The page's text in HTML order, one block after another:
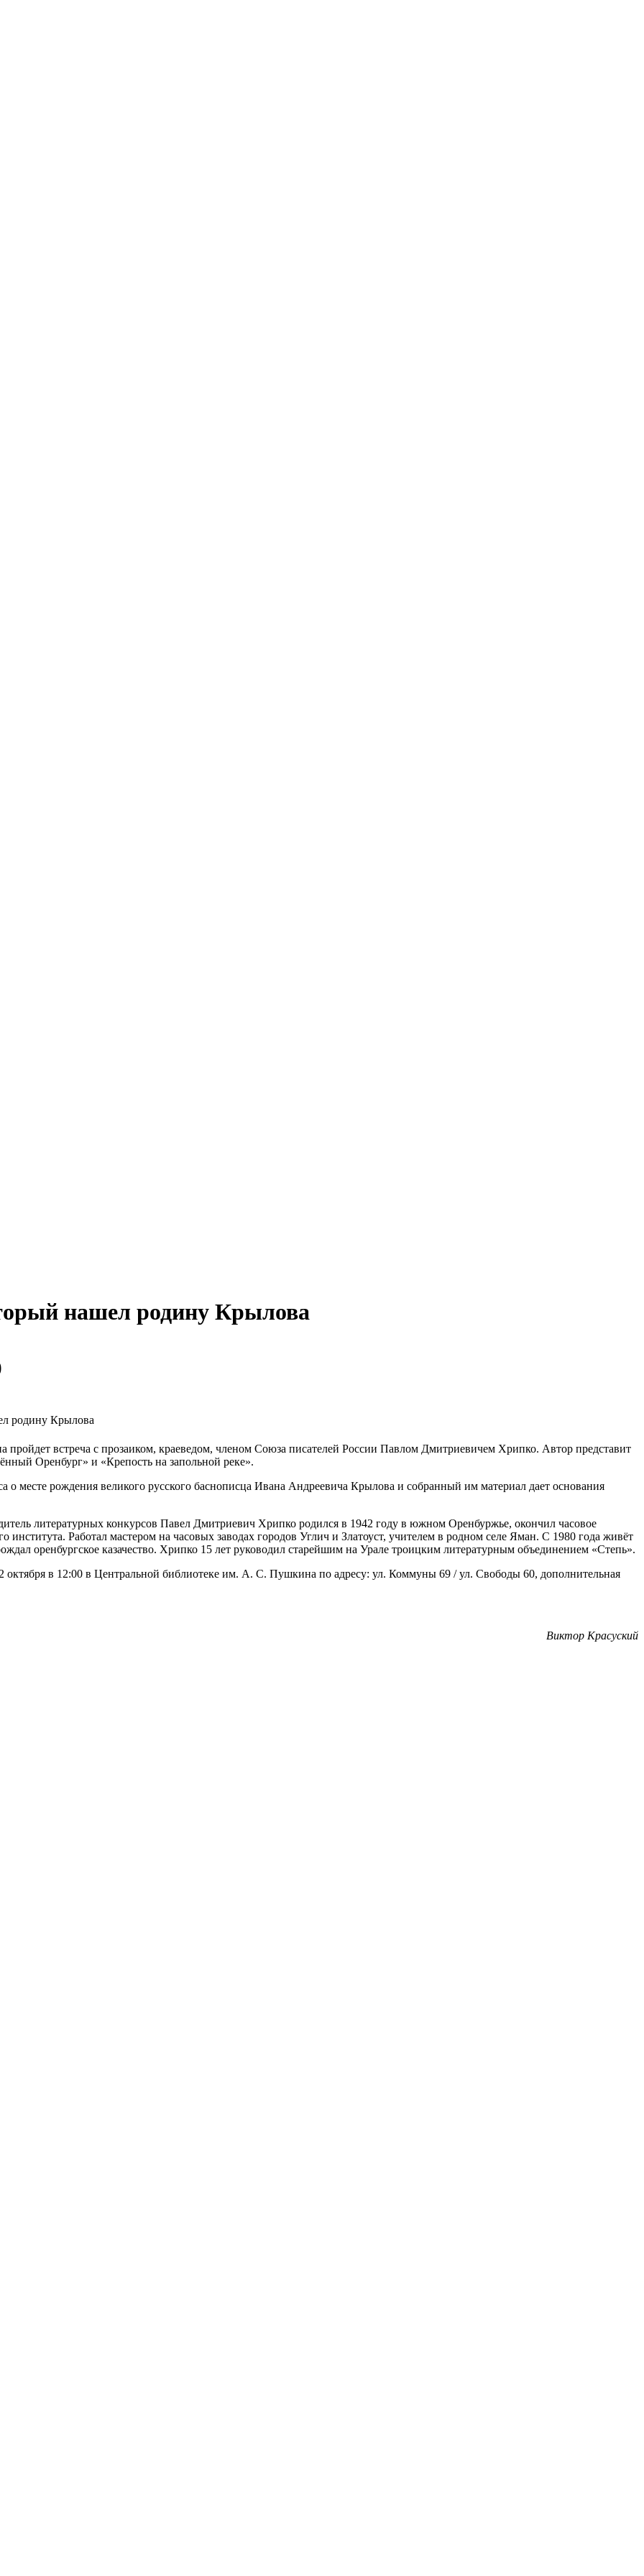
нашел родину Крылова
родину Крылова
встреча с прозаиком, краеведом, членом Союза писателей России Павлом Дмитриевичем Хрипко. Автор представит
Оренбург» и «Крепость на запольной реке».
о месте рождения великого русского баснописца Ивана Андреевича Крылова и собранный им материал дает основания
литературных конкурсов Павел Дмитриевич Хрипко родился в 1942 году в южном Оренбуржье, окончил часовое
института. Работал мастером на часовых заводах городов Углич и Златоуст, учителем в родном селе Яман. С 1980 года живёт
оренбургское казачество. Хрипко 15 лет руководил старейшим на Урале троицким литературным объединением «Степь».
октября в 12:00 в Центральной библиотеке им. А. С. Пушкина по адресу: ул. Коммуны 69 / ул. Свободы 60, дополнительная
Виктор Красуский